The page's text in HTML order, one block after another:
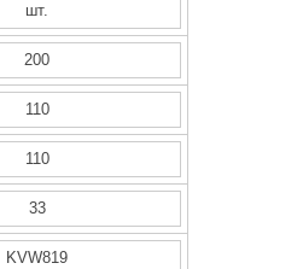
шт.
200
110
110
33
KVW819